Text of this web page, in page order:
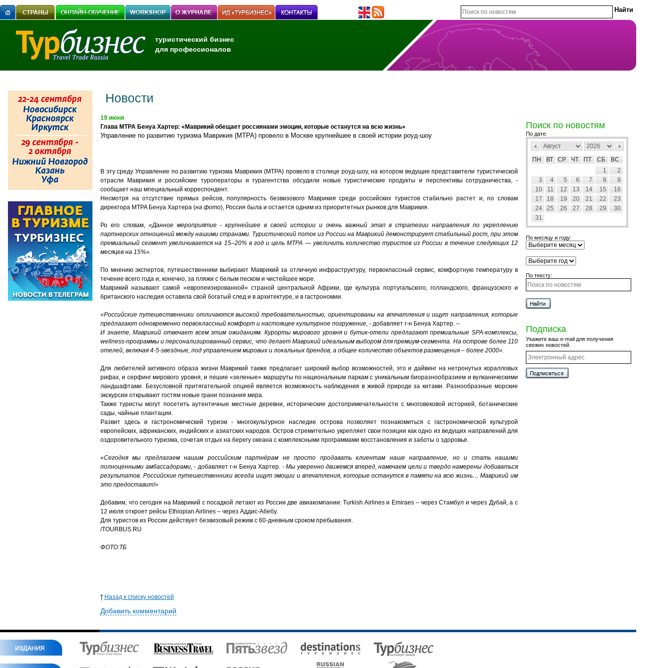
туристический бизнес
для профессионалов
Новости
19 июня
Глава MTPA Бенуа Хартер: «Маврикий обещает россиянами эмоции, которые останутся на всю жизнь»
Управление по развитию туризма Маврикия (MTPA) провело в Москве крупнейшее в своей истории роуд-шоу
В эту среду Управление по развитию туризма Маврикия (MTPA) провело в столице роуд-шоу, на котором ведущие представители туристической
отрасли Маврикия и российские туроператоры и турагентства обсудили новые туристические продукты и перспективы сотрудничества, -
сообщает наш мпециальный корреспондент.
Несмотря на отсутствие прямых рейсов, популярность безвизового Маврикия среди российских туристов стабильно растет и, по словам
директора MTPA Бенуа Хартера (на фото), Россия была и остается одним из приоритетных рынков для Маврикия.
Ро его словам, «Данное мероприятие - крупнейшее в своей истории и очень важный этап в стратегии направления по укреплению
партнерских отношений между нашими странами. Туристический поток из России на Маврикий демонстрирует стабильный рост, при этом
премиальный сегмент увеличивается на 15–20% в год и цель MTPA — увеличить количество туристов из России в течение следующих 12
месяцев на 15%».
По мнению экспертов, путешественники выбирают Маврикий за отличную инфраструктуру, первоклассный сервис, комфортную температуру в
течение всего года и, конечно, за пляжи с белым песком и чистейшее море.
Маврикий называют самой «европеизированной» страной центральной Африки, где культура португальского, голландского, французского и
британского наследия оставила свой богатый след и в архитектуре, и в гастрономии.
«Российские путешественники отличаются высокой требовательностью, ориентированы на впечатления и ищут направления, которые
предлагают одновременно первоклассный комфорт и настоящее культурное погружение, - добавляет г-н Бенуа Хартер. –
И знаете, Маврикий отвечает всем этим ожиданиям. Курорты мирового уровня и бутик-отели предлагают премиальные SPA-комплексы,
wellness-программы и персонализированный сервис, что делает Маврикий идеальным выбором для премиум-сегмента. На острове более 110
отелей, включая 4-5-звездные, под управлением мировых и локальных брендов, а общее количество объектов размещения – более 2000».
Для любителей активного образа жизни Маврикий также предлагает широкий выбор возможностей, это и дайвинг на нетронутых коралловых
рифах, и серфинг мирового уровня, и пешие «зеленые» маршруты по национальным паркам с уникальным биоразнообразием и вулканическими
ландшафтами. Безусловной притягательной опцией является возможность наблюдения в живой природе за китами. Разнообразные морские
экскурсии открывают гостям новые грани познания мира.
Также туристы могут посетить аутентичные местные деревни, исторические достопримечательности с многовековой историей, ботанические
сады, чайные плантации.
Развит здесь и гастрономический туризм - многокультурное наследие острова позволяет познакомиться с гастрономической культурой
европейских, африканских, индийских и азиатских народов. Остров стремительно укрепляет свои позиции как одно из ведущих направлений для
оздоровительного туризма, сочетая отдых на берегу океана с комплексными программами восстановления и заботы о здоровье.
«Сегодня мы предлагаем нашим российским партнёрам не просто продавать клиентам наше направление, но и стать нашими
полноценными амбассадорами, - добавляет г-н Бенуа Хартер. -Мы уверенно движемся вперед, намечаем цели и твердо намерены добиваться
результатов. Российские путешественники всегда ищут эмоции и впечатления, которые останутся в памяти на всю жизнь… Маврикий им
это предоставит!»
Добавим, что сегодня на Маврикий с посадкой летают из России две авиакомпании: Turkish Airlines и Emiraes – через Стамбул и через Дубай, а с
12 июля откроет рейсы Ethiopian Airlines – через Аддис-Абебу.
Для туристов из России действует безвизовый режим с 60-дневным сроком пребывания.
/TOURBUS.RU
ФОТО:ТБ
Назад к списку новостей
Добавить комментарий
Поиск по новостям
По дате:
ПН ВТ СР ЧТ ПТ СБ
ВС
1
2
3
4 5 6 7 8
9
10
11 12 13 14 15
16
17
18 19 20 21 22
23
24
25 26 27 28 29
30
31
По месяцу и году:
По тексту:
Подписка
Укажите ваш e-mail для получения
свежих новостей.